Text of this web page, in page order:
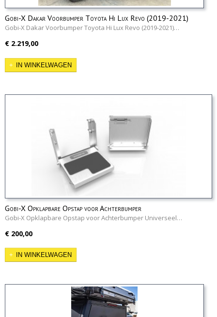
Gobi-X Dakar Voorbumper Toyota Hi Lux Revo (2019-2021)
Gobi-X Dakar Voorbumper Toyota Hi Lux Revo (2019-2021)…
€ 2.219,00
IN WINKELWAGEN
Gobi-X Opklapbare Opstap voor Achterbumper
Gobi-X Opklapbare Opstap voor Achterbumper Universeel…
€ 200,00
IN WINKELWAGEN